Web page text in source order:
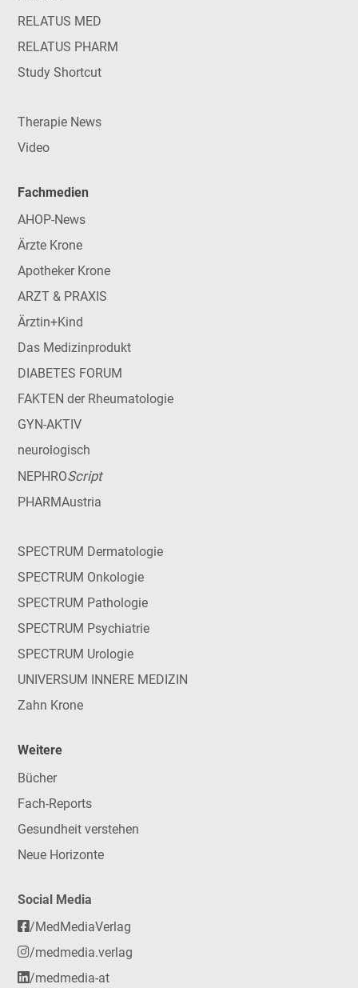
RELATUS MED
RELATUS PHARM
Study Shortcut
Therapie News
Video
Fachmedien
AHOP-News
Ärzte Krone
Apotheker Krone
ARZT & PRAXIS
Ärztin+Kind
Das Medizinprodukt
DIABETES FORUM
FAKTEN der Rheumatologie
GYN-AKTIV
neurologisch
NEPHROScript
PHARMAustria
SPECTRUM Dermatologie
SPECTRUM Onkologie
SPECTRUM Pathologie
SPECTRUM Psychiatrie
SPECTRUM Urologie
UNIVERSUM INNERE MEDIZIN
Zahn Krone
Weitere
Bücher
Fach-Reports
Gesundheit verstehen
Neue Horizonte
Social Media
/MedMediaVerlag
/medmedia.verlag
/medmedia-at